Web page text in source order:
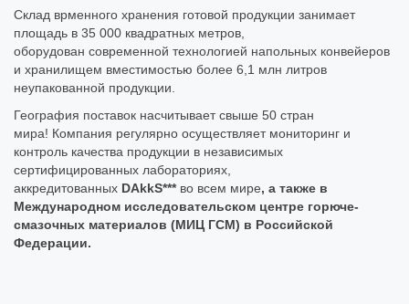
Склад врменного хранения готовой продукции занимает
площадь в 35 000 квадратных метров,
оборудован современной технологией напольных конвейеров
и хранилищем вместимостью более 6,1 млн литров
неупакованной продукции.
География поставок насчитывает свыше 50 стран
мира! Компания регулярно осуществляет мониторинг и
контроль качества продукции в независимых
сертифицированных лабораториях,
аккредитованных DAkkS*** во всем мире, а также в
Международном исследовательском центре горюче-
смазочных материалов (МИЦ ГСМ) в Российской
Федерации.